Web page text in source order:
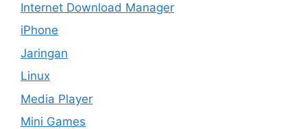
Internet Download Manager
iPhone
Jaringan
Linux
Media Player
Mini Games